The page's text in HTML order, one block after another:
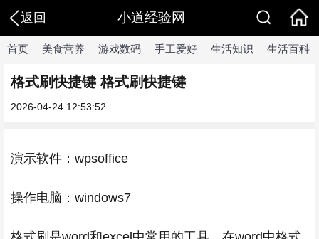
返回 小道经验网
首页 美食营养 游戏数码 手工爱好 生活知识 生活百科
格式刷快捷键 格式刷快捷键
2026-04-24 12:53:52
演示软件：wpsoffice
操作电脑：windows7